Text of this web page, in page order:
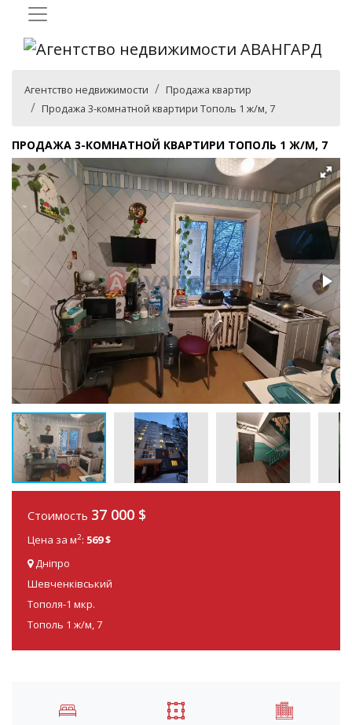
Агентство недвижимости
Продажа квартир
Продажа 3-комнатной квартири Тополь 1 ж/м, 7
ПРОДАЖА 3-КОМНАТНОЙ КВАРТИРИ ТОПОЛЬ 1 Ж/М, 7
Стоимость 37 000 $
Цена за м2: 569 $
Дніпро
Шевченківський
Тополя-1 мкр.
Тополь 1 ж/м, 7